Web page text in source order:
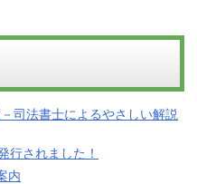
司法書士によるやさしい解説
行されました！
内